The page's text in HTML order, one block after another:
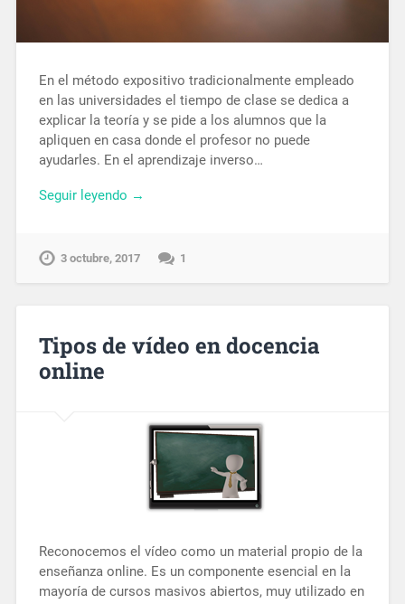
En el método expositivo tradicionalmente empleado
en las universidades el tiempo de clase se dedica a
explicar la teoría y se pide a los alumnos que la
apliquen en casa donde el profesor no puede
ayudarles. En el aprendizaje inverso…
Seguir leyendo →
3 octubre, 2017 1
Tipos de vídeo en docencia
online
Reconocemos el vídeo como un material propio de la
enseñanza online. Es un componente esencial en la
mayoría de cursos masivos abiertos, muy utilizado en